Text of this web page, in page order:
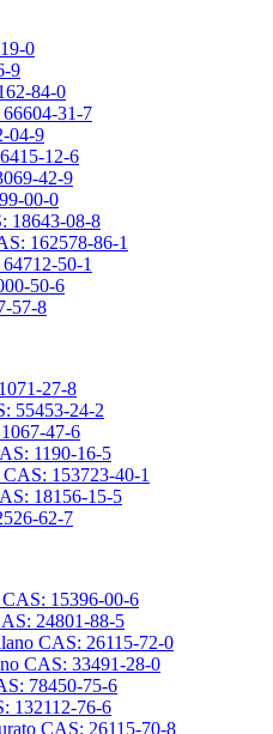
0
9
84-0
31-7
04-9
12-6
42-9
00-0
18643-08-8
162578-86-1
50-1
50-6
57-8
27-8
55453-24-2
47-6
1190-16-5
153723-40-1
18156-15-5
62-7
15396-00-6
24801-88-5
CAS: 26115-72-0
CAS: 33491-28-0
78450-75-6
132112-76-6
CAS: 26115-70-8